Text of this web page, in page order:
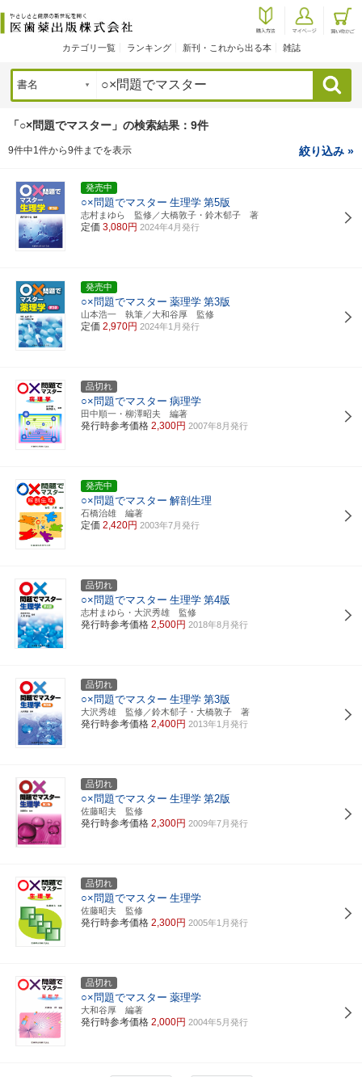
カテゴリ一覧 ランキング 新刊・これから出る本 雑誌
検索
「○×問題でマスター」の検索結果：9件
9件中1件から9件までを表示 絞り込み »
発売中
○×問題でマスター 生理学 第5版
志村まゆら 監修／大橋敦子・鈴木郁子 著
定価 3,080円 2024年4月発行
発売中
○×問題でマスター 薬理学 第3版
山本浩一 執筆／大和谷厚 監修
定価 2,970円 2024年1月発行
品切れ
○×問題でマスター 病理学
田中順一・柳澤昭夫 編著
発行時参考価格 2,300円 2007年8月発行
発売中
○×問題でマスター 解剖生理
石橋治雄 編著
定価 2,420円 2003年7月発行
品切れ
○×問題でマスター 生理学 第4版
志村まゆら・大沢秀雄 監修
発行時参考価格 2,500円 2018年8月発行
品切れ
○×問題でマスター 生理学 第3版
大沢秀雄 監修／鈴木郁子・大橋敦子 著
発行時参考価格 2,400円 2013年1月発行
品切れ
○×問題でマスター 生理学 第2版
佐藤昭夫 監修
発行時参考価格 2,300円 2009年7月発行
品切れ
○×問題でマスター 生理学
佐藤昭夫 監修
発行時参考価格 2,300円 2005年1月発行
品切れ
○×問題でマスター 薬理学
大和谷厚 編著
発行時参考価格 2,000円 2004年5月発行